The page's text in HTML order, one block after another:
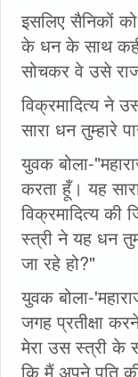
इसलिए सैनिकों
के धन के साथ
सोचकर वे उसे
विक्रमादित्य ने
सारा धन तुम्हारे
युवक बोला-
करता हूँ। यह
विक्रमादित्य की
स्त्री ने यह धन
जा रहे हो?"
युवक बोला-
जगह प्रतीक्षा
मेरा उस स्त्री
कि मैं अपने पति